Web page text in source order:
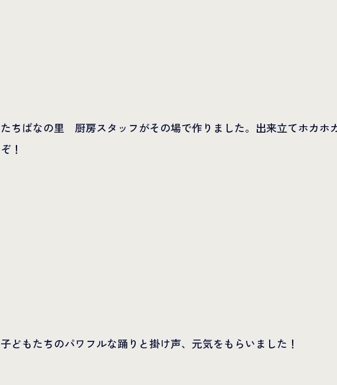
たちばなの里 厨房スタッフがその場で作りました。出来立てホカホ
ぞ！
子どもたちのパワフルな踊りと掛け声、元気をもらいました！